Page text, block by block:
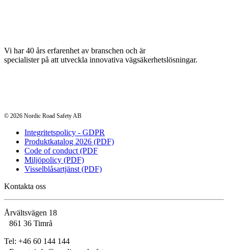
Vi har 40 års erfarenhet av branschen och är
specialister på att utveckla innovativa vägsäkerhetslösningar.
© 2026 Nordic Road Safety AB
Integritetspolicy - GDPR
Produktkatalog 2026 (PDF)
Code of conduct (PDF
Miljöpolicy (PDF)
Visselblåsartjänst (PDF)
Kontakta oss
Årvältsvägen 18
861 36 Timrå
Tel: +46 60 144 144